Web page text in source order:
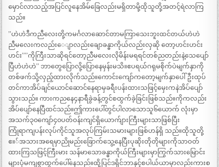
မှောင်လာသည့်အပြင်လူနေအိမ်ခြေလည်းမရှိတာမို့ထိုသူတို့အတင့်ရဲလာကြ
သည်။
”ဟဲဟဲဒီကညီလေးတို့ကမင်္ဂလာဆောင်တာမကြာသေးဘူးထင်တယ်ဟဲဟဲ
ညီမလေးကလည်းေျာလည်းချောခန္ဓာကိုယ်လည်းလှဆို တော့ဟင်းဟင်း
ဟင်း””ကိုကြီးသာဆိုရင်တော့ညီမလေးလိုမိန်းမရရင်တစ်ညတည်းနဲ့သေပျော်
ပြီဟဲဟဲဟဲ” ဘာတွေပြောလို့ပြောနေမှန်းမသိ။ဧပရယ်ဂရုမစိုက်ပဲမျက်နှာကို
တစ်ဖက်သို့လှည့်ထားလိုက်သည်။ကောင်းကျော်ကတော့မျက်နှာပေါ်ဦးထုပ်
တင်ကာအိပ်ချင်ယောင်ဆောင်နေရာမှခရီးပန်းထားသဖြင့်မှေးကနဲအိပ်ပျော်
သွားသည်။ ကားကညနေ၄နာရီခွဲခန့်တွင်စထွက်ခဲ့ခြင်းဖြစ်သည်။ကိုကလည်း
အိပ်ပျော်နေပြီထင်သည်။ဤကားပေါ်တွင်ပါလာသောသူ၆ယောက် လုံးမှာ
အသက်၃၀ကျော်၄၀ပတ်ဝန်းကျင်ရှိယောက်ျားကြီးများသာဖြစ်ပြီး
ကြုံရာကျပန်းလုပ်ကိုင်သူအလုပ်ကြမ်းသမားများဖြစ်ဟန်ရှိ သည်။ထိုသူတို့
ဧ။်အသားအရေမှာညိုမည်းခြောက်သွေ့နေပြီးပုဆိုးတိုတိုများကိုသာဝတ်
ထားကြသဖြင့်ကြီးမား သန်မာသောခန္ဓာကိုယ်ကြီးများမှာကြွက်သားမြောင်း
များပုံမကျစွာထွက်ပေါ်နေသည်။ထို့ပြင်ဒရိုင်ဘာနှင့်စပါယ်ယာမှာလည်းကားစ